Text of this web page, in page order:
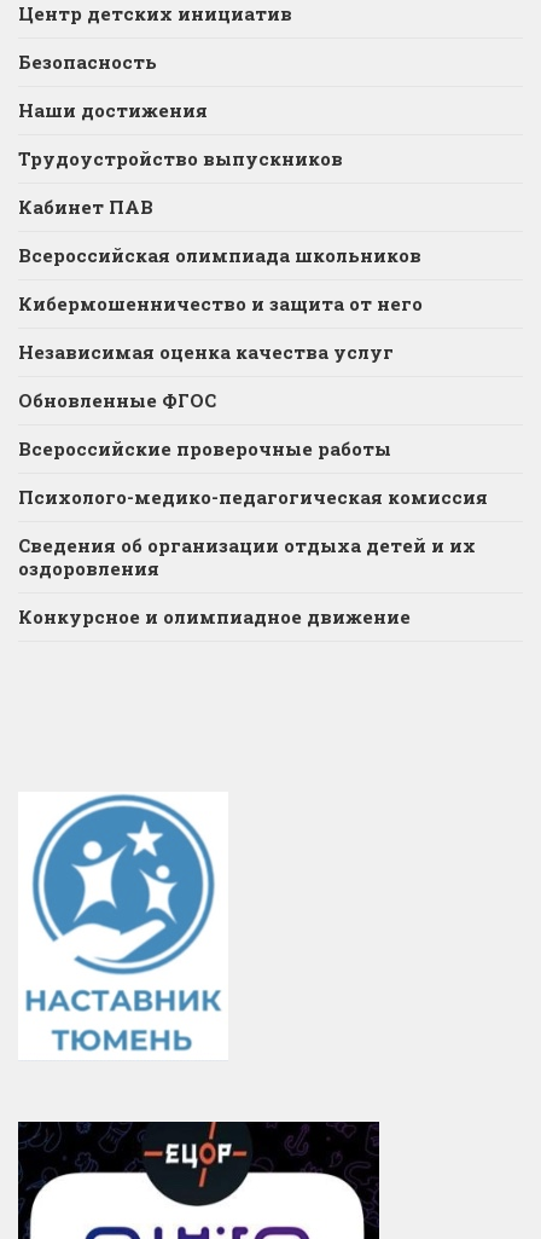
Центр детских инициатив
Безопасность
Наши достижения
Трудоустройство выпускников
Кабинет ПАВ
Всероссийская олимпиада школьников
Кибермошенничество и защита от него
Независимая оценка качества услуг
Обновленные ФГОС
Всероссийские проверочные работы
Психолого-медико-педагогическая комиссия
Сведения об организации отдыха детей и их
оздоровления
Конкурсное и олимпиадное движение